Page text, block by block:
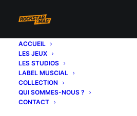
ACCUEIL
LES JEUX
LES STUDIOS
LABEL MUSCIAL
COLLECTION
QUI SOMMES-NOUS ?
CONTACT